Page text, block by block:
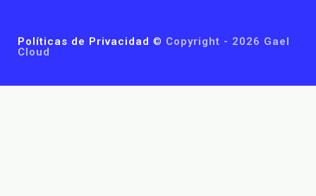
Políticas de Privacidad © Copyright - 2026 Gael
Cloud